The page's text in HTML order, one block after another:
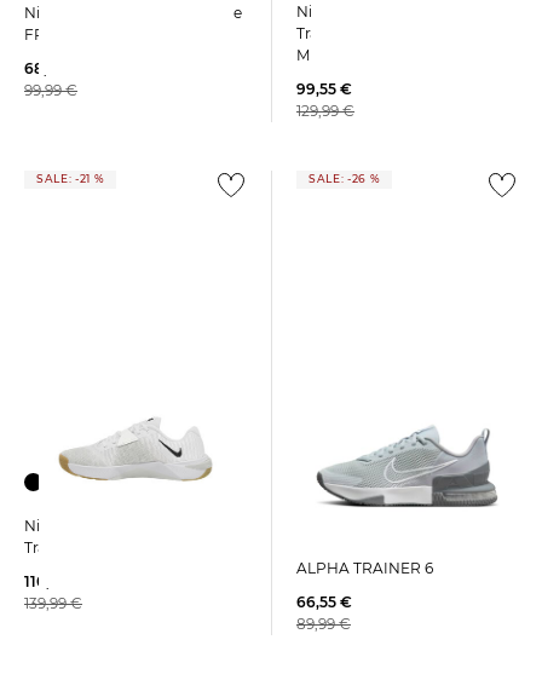
Nike | Herren Trainingschuhe
FREE 2025
68,55 €
99,99 €
Nike | Herren
Trainingsschuhe FREE
METCON 7
99,55 €
129,99 €
SALE: -21 %
Nike | Herren
Trainingsschuhe METCON 10
110,85 €
139,99 €
SALE: -26 %
+1
ALPHA TRAINER 6
66,55 €
89,99 €